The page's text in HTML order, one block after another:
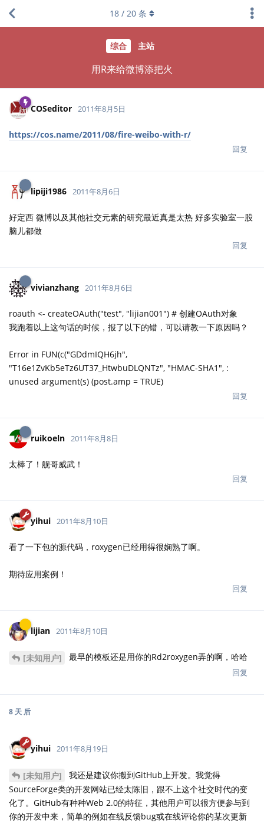
综合 主站
用R来给微博添把火
18 / 20 条
COSeditor 2011年8月5日
https://cos.name/2011/08/fire-weibo-with-r/
回复
lipiji1986 2011年8月6日
好定西 微博以及其他社交元素的研究最近真是太热 好多实验室一股
脑儿都做
回复
vivianzhang 2011年8月6日
roauth <- createOAuth("test", "lijian001") # 创建OAuth对象
我跑着以上这句话的时候，报了以下的错，可以请教一下原因吗？
Error in FUN(c("GDdmIQH6jh",
"T16e1ZvKb5eTz6UT37_HtwbuDLQNTz", "HMAC-SHA1", :
unused argument(s) (post.amp = TRUE)
回复
ruikoeln 2011年8月8日
太棒了！舰哥威武！
回复
yihui 2011年8月10日
看了一下包的源代码，roxygen已经用得很娴熟了啊。
期待应用案例！
回复
lijian 2011年8月10日
[未知用户] 最早的模板还是用你的Rd2roxygen弄的啊，哈哈
回复
8 天 后
yihui 2011年8月19日
[未知用户]
我还是建议你搬到GitHub上开发。我觉得
SourceForge类的开发网站已经太陈旧，跟不上这个社交时代的变
化了。GitHub有种种Web 2.0的特征，其他用户可以很方便参与到
你的开发中来，简单的例如在线反馈bug或在线评论你的某次更新